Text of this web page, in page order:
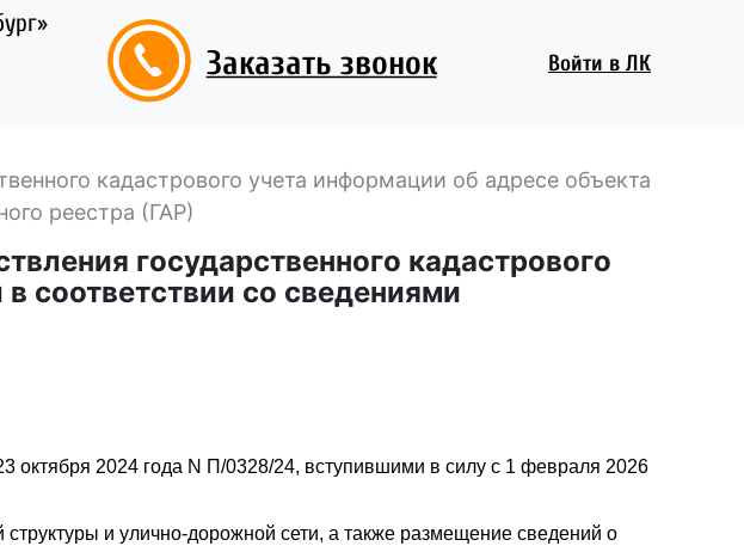
Заказать звонок Войти в ЛК
кадастрового учета информации об адресе объекта
реестра (ГАР)
государственного кадастрового
соответствии со сведениями
октября 2024 года N П/0328/24, вступившими в силу с 1 февраля 2026
и улично-дорожной сети, а также размещение сведений о